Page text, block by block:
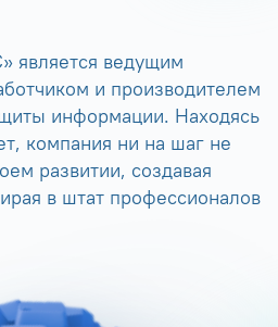
является ведущим
и производителем
информации. Находясь
компания ни на шаг не
развитии, создавая
в штат профессионалов